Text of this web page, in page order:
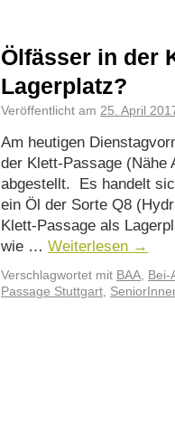
Ölfässer in der
Lagerplatz?
Veröffentlicht am 25. April
Am heutigen
der Klett-Passage (Nähe
abgestellt. Es handelt
ein Öl der Sorte Q8
Klett-Passage als
wie … Weiterlesen →
Verschlagwortet mit BAA, Bei-
Passage Stuttgart,